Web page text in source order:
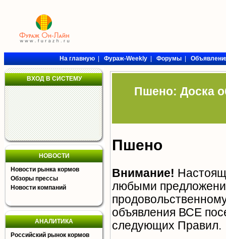
На главную|Фураж-Weekly|Форумы|
ВХОД В СИСТЕМУ
НОВОСТИ
Новости рынка кормов
Обзоры прессы
Новости компаний
АНАЛИТИКА
Российский рынок кормов
Пшено: Доска
Пшено
Внимание!
любыми
объявления ВСЕ
следующих Правил.